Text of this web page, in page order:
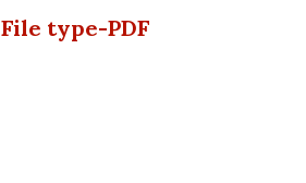
File type-PDF